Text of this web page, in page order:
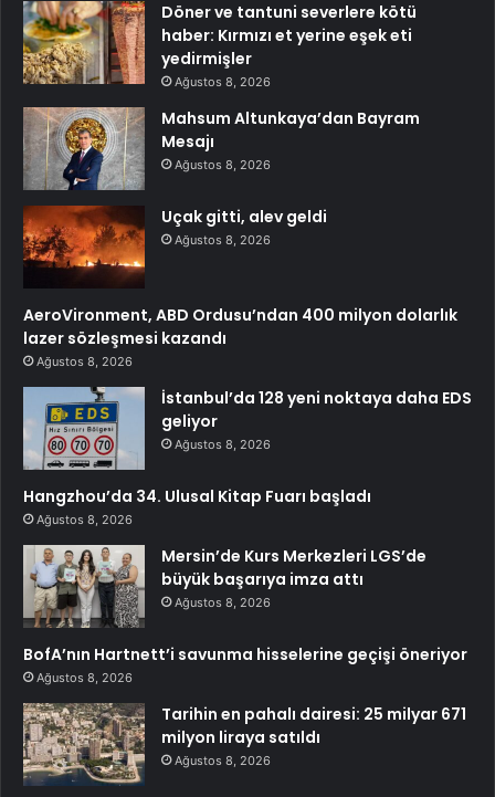
Döner ve tantuni severlere kötü
haber: Kırmızı et yerine eşek eti
yedirmişler
Ağustos 8, 2026
Mahsum Altunkaya’dan Bayram
Mesajı
Ağustos 8, 2026
Uçak gitti, alev geldi
Ağustos 8, 2026
AeroVironment, ABD Ordusu’ndan 400 milyon dolarlık
lazer sözleşmesi kazandı
Ağustos 8, 2026
İstanbul’da 128 yeni noktaya daha EDS
geliyor
Ağustos 8, 2026
Hangzhou’da 34. Ulusal Kitap Fuarı başladı
Ağustos 8, 2026
Mersin’de Kurs Merkezleri LGS’de
büyük başarıya imza attı
Ağustos 8, 2026
BofA’nın Hartnett’i savunma hisselerine geçişi öneriyor
Ağustos 8, 2026
Tarihin en pahalı dairesi: 25 milyar 671
milyon liraya satıldı
Ağustos 8, 2026